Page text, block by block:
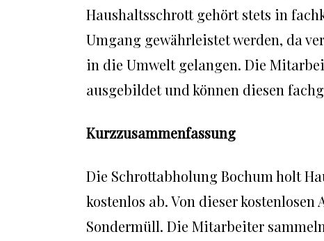
Haushaltsschrott gehört stets in
Umgang gewährleistet werden, da
in die Umwelt gelangen. Die
ausgebildet und können diesen
Kurzzusammenfassung
Die Schrottabholung Bochum holt
kostenlos ab. Von dieser
Sondermüll. Die Mitarbeiter